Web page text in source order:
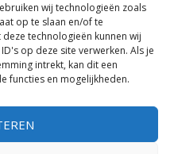
wij technologieën zoals
op te slaan en/of te
technologieën kunnen wij
op deze site verwerken. Als je
intrekt, kan dit een
functies en mogelijkheden.